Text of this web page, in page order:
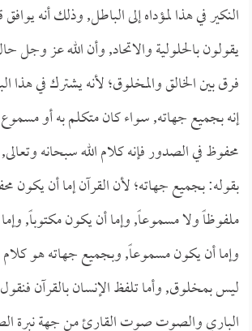
النكير في هذا لمؤداه إلى الباطل, وذلك أنه
يقولون بالحلولية والاتحاد, وأن الله عز وجل
فرق بين الخالق والمخلوق؛ لأنه يشترك في هذا
إنه بجميع جهاته, سواء كان متكلم به أو
محفوظ في الصدور فإنه كلام الله سبحانه
بقوله: بجميع جهاته؛ لأن القرآن إما أن يكون
ملفوظاً ولا مسموعاً, وإما أن يكون مكتوباً,
وإما أن يكون مسموعاً, وبجميع جهاته هو كلام
ليس بمخلوق, وأما تلفظ الإنسان بالقرآن
الباري والصوت صوت القارئ من جهة نبرة